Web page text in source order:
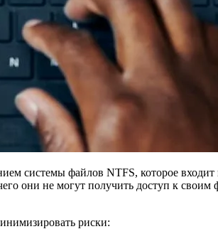
системы файлов NTFS, которое
они не могут получить доступ к
риски: